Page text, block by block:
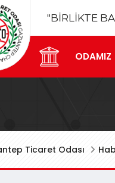
"BİRLİKTE
ODAMIZ
Ticaret Odası